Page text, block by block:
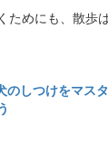
ためにも、散歩
のしつけをマス